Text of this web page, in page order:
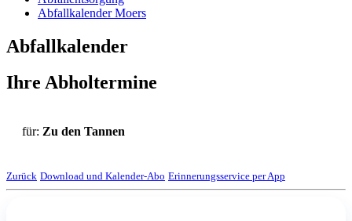
Abfallkalender Moers
Abfallkalender
Ihre Abholtermine
für: Zu den Tannen
Zurück Download und Kalender-Abo Erinnerungsservice per App